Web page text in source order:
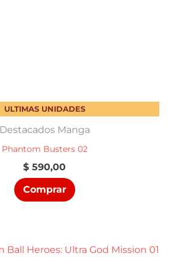
ULTIMAS UNIDADES
Destacados Manga
Phantom Busters 02
$ 590,00
Comprar